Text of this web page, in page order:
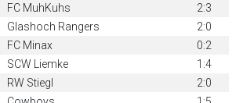
FC MuhKuhs
2:3
Glashoch Rangers
2:0
FC Minax
0:2
SCW Liemke
1:4
RW Stiegl
2:0